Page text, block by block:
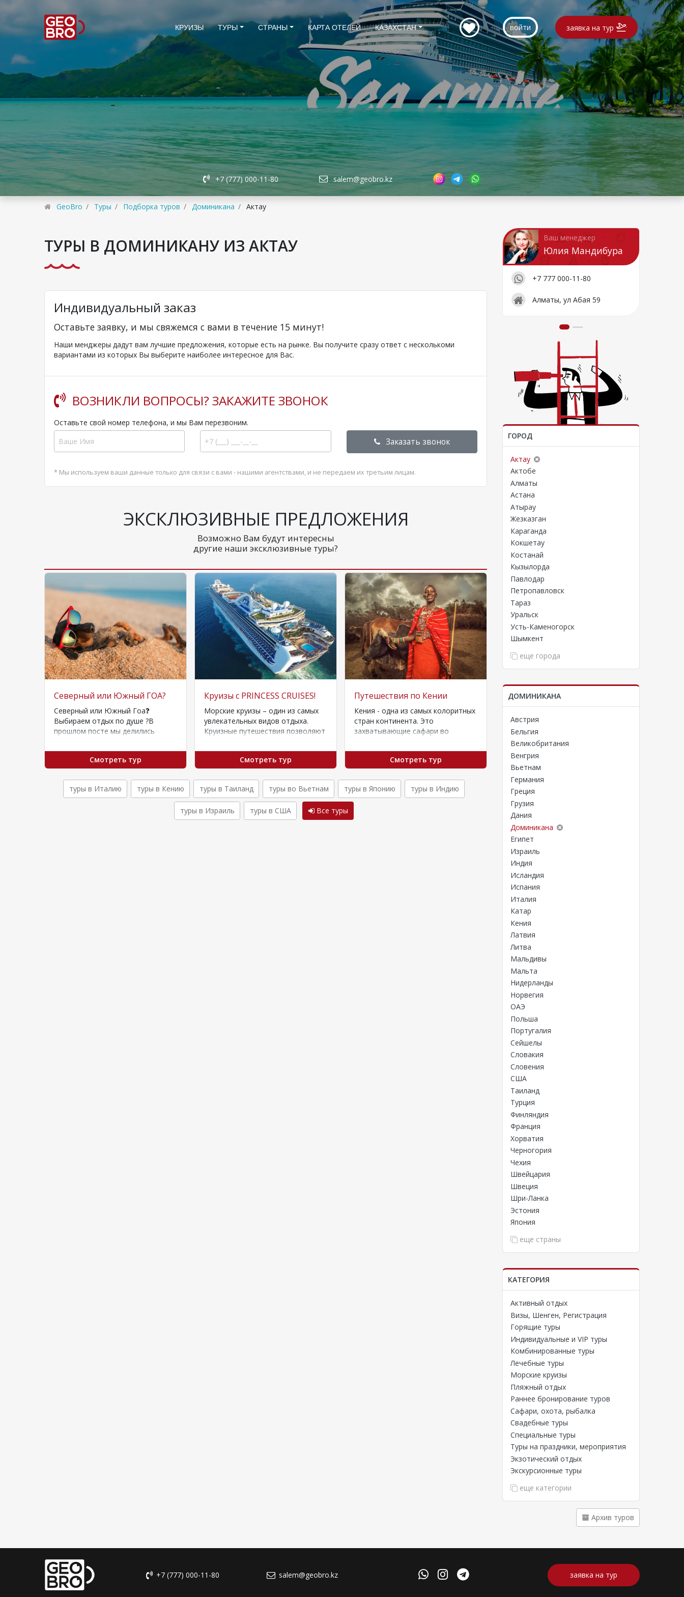
войти заявка на тур
КРУИЗЫ ТУРЫ СТРАНЫ КАРТА ОТЕЛЕЙ КАЗАХСТАН
+7 (777) 000-11-80 salem@geobro.kz
GeoBro Туры Подборка туров Доминикана Актау
ТУРЫ В ДОМИНИКАНУ ИЗ АКТАУ
Индивидуальный заказ
Оставьте заявку, и мы свяжемся с вами в течение 15 минут!
Наши менджеры дадут вам лучшие предложения, которые есть на рынке. Вы получите сразу ответ с несколькоми
вариантами из которых Вы выберите наиболее интересное для Вас.
ВОЗНИКЛИ ВОПРОСЫ? ЗАКАЖИТЕ ЗВОНОК
Оставьте свой номер телефона, и мы Вам перезвоним.
Заказать звонок
* Мы используем ваши данные только для связи с вами - нашими агентствами, и не передаем их третьим лицам.
ЭКСКЛЮЗИВНЫЕ ПРЕДЛОЖЕНИЯ
Возможно Вам будут интересны
другие наши эксклюзивные туры?
Северный или Южный ГОА?
Северный или Южный Гоа❓
Выбираем отдых по душе ?В
прошлом посте мы делились
Гоа и подборкой отелей.Южный…
Смотреть тур
Круизы с PRINCESS CRUISES!
Морские круизы – один из самых
увлекательных видов отдыха.
Круизные путешествия позволяют
стран за одну поездку,…
Смотреть тур
Путешествия по Кении
Кения - одна из самых колоритных
стран континента. Это
захватывающие сафари во
парках. А еще Кения —…
Смотреть тур
Отели Пхукета с аквапарком и водными
излюбленных мест отдыха
туристов из разных стран мира.
Отели Пхукета с аквапарком и
водными…
туры в Италию туры в Кению туры в Таиланд туры во Вьетнам туры в Японию туры в Индию
туры в Израиль туры в США Все туры
Ваш менеджер
Юлия Мандибура
+7 777 000-11-80
Алматы, ул Абая 59
ГОРОД
Актау
Актобе
Алматы
Астана
Атырау
Жезказган
Караганда
Кокшетау
Костанай
Кызылорда
Павлодар
Петропавловск
Тараз
Уральск
Усть-Каменогорск
Шымкент
еще города
ДОМИНИКАНА
Австрия
Бельгия
Великобритания
Венгрия
Вьетнам
Германия
Греция
Грузия
Дания
Доминикана
Египет
Израиль
Индия
Исландия
Испания
Италия
Катар
Кения
Латвия
Литва
Мальдивы
Мальта
Нидерланды
Норвегия
ОАЭ
Польша
Португалия
Сейшелы
Словакия
Словения
США
Таиланд
Турция
Финляндия
Франция
Хорватия
Черногория
Чехия
Швейцария
Швеция
Шри-Ланка
Эстония
Япония
еще страны
КАТЕГОРИЯ
Активный отдых
Визы, Шенген, Регистрация
Горящие туры
Индивидуальные и VIP туры
Комбинированные туры
Лечебные туры
Морские круизы
Пляжный отдых
Раннее бронирование туров
Сафари, охота, рыбалка
Свадебные туры
Специальные туры
Туры на праздники, мероприятия
Экзотический отдых
Экскурсионные туры
еще категории
Архив туров
+7 (777) 000-11-80 salem@geobro.kz заявка на тур